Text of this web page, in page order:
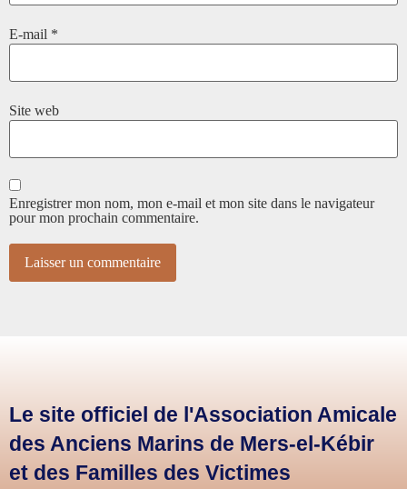
E-mail *
Site web
Enregistrer mon nom, mon e-mail et mon site dans le navigateur
pour mon prochain commentaire.
Le site officiel de l'Association Amicale
des Anciens Marins de Mers-el-Kébir
et des Familles des Victimes